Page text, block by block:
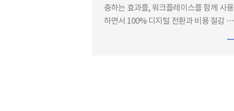
중하는 효과를, 워크플레이스를 함께 사용
하면서 100% 디지털 전환과 비용 절감 효